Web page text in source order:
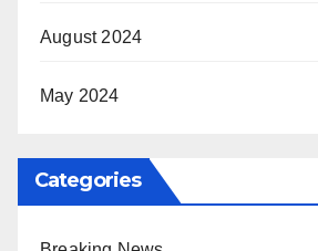
August 2024
May 2024
Categories